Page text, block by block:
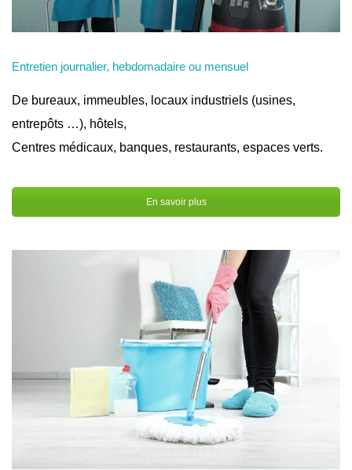
Entretien journalier, hebdomadaire ou mensuel
De bureaux, immeubles, locaux industriels (usines,
entrepôts …), hôtels,
Centres médicaux, banques, restaurants, espaces verts.
En savoir plus